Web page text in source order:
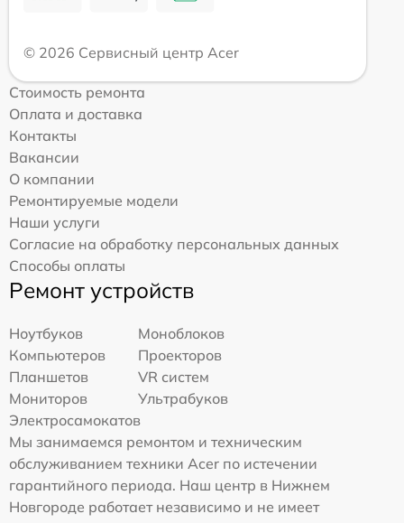
© 2026 Сервисный центр Acer
Стоимость ремонта
Оплата и доставка
Контакты
Вакансии
О компании
Ремонтируемые модели
Наши услуги
Согласие на обработку персональных данных
Способы оплаты
Ремонт устройств
Ноутбуков
Моноблоков
Компьютеров
Проекторов
Планшетов
VR систем
Мониторов
Ультрабуков
Электросамокатов
Мы занимаемся ремонтом и техническим
обслуживанием техники Acer по истечении
гарантийного периода. Наш центр в Нижнем
Новгороде работает независимо и не имеет